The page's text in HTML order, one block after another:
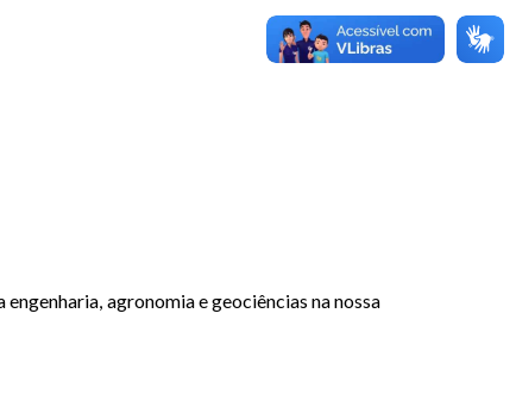
agronomia e geociências na nossa